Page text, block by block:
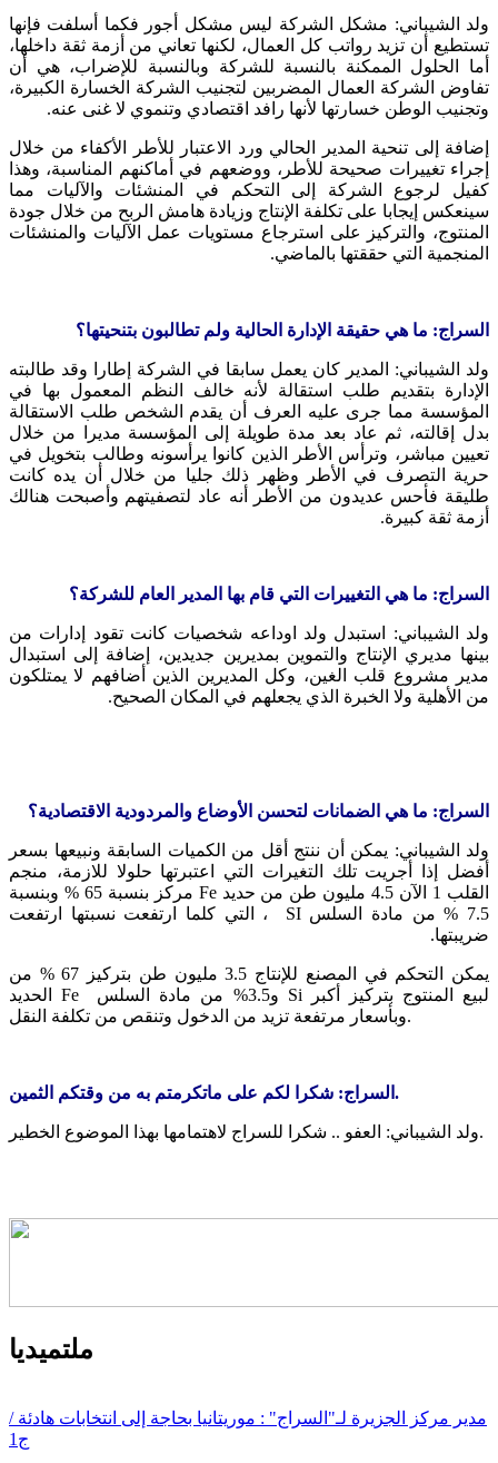
ولد الشيباني: مشكل الشركة ليس مشكل أجور فكما أسلفت فإنها
تستطيع أن تزيد رواتب كل العمال، لكنها تعاني من أزمة ثقة داخلها،
أما الحلول الممكنة بالنسبة للشركة وبالنسبة للإضراب، هي أن
تفاوض الشركة العمال المضربين لتجنيب الشركة الخسارة الكبيرة،
وتجنيب الوطن خسارتها لأنها رافد اقتصادي وتنموي لا غنى عنه.
إضافة إلى تنحية المدير الحالي ورد الاعتبار للأطر الأكفاء من خلال
إجراء تغييرات صحيحة للأطر، ووضعهم في أماكنهم المناسبة، وهذا
كفيل لرجوع الشركة إلى التحكم في المنشئات والآليات مما
سينعكس إيجابا على تكلفة الإنتاج وزيادة هامش الربح من خلال جودة
المنتوج، والتركيز على استرجاع مستويات عمل الآليات والمنشئات
المنجمية التي حققتها بالماضي.
السراج: ما هي حقيقة الإدارة الحالية ولم تطالبون بتنحيتها؟
ولد الشيباني: المدير كان يعمل سابقا في الشركة إطارا وقد طالبته
الإدارة بتقديم طلب استقالة لأنه خالف النظم المعمول بها في
المؤسسة مما جرى عليه العرف أن يقدم الشخص طلب الاستقالة
بدل إقالته، ثم عاد بعد مدة طويلة إلى المؤسسة مديرا من خلال
تعيين مباشر، وترأس الأطر الذين كانوا يرأسونه وطالب بتخويل في
حرية التصرف في الأطر وظهر ذلك جليا من خلال أن يده كانت
طليقة فأحس عديدون من الأطر أنه عاد لتصفيتهم وأصبحت هنالك
أزمة ثقة كبيرة.
السراج: ما هي التغييرات التي قام بها المدير العام للشركة؟
ولد الشيباني: استبدل ولد اوداعه شخصيات كانت تقود إدارات من
بينها مديري الإنتاج والتموين بمديرين جديدين، إضافة إلى استبدال
مدير مشروع قلب الغين، وكل المديرين الذين أضافهم لا يمتلكون
من الأهلية ولا الخبرة الذي يجعلهم في المكان الصحيح.
السراج: ما هي الضمانات لتحسن الأوضاع والمردودية الاقتصادية؟
ولد الشيباني: يمكن أن ننتج أقل من الكميات السابقة ونبيعها بسعر
أفضل إذا أجريت تلك التغيرات التي اعتبرتها حلولا للازمة، منجم
القلب 1 الآن 4.5 مليون طن من حديد Fe مركز بنسبة 65 % وبنسبة
7.5 % من مادة السلس SI ، التي كلما ارتفعت نسبتها ارتفعت
ضريبتها.
يمكن التحكم في المصنع للإنتاج 3.5 مليون طن بتركيز 67 % من
الحديد Fe و3.5% من مادة السلس Si لبيع المنتوج بتركيز أكبر
وبأسعار مرتفعة تزيد من الدخول وتنقص من تكلفة النقل.
السراج: شكرا لكم على ماتكرمتم به من وقتكم الثمين.
ولد الشيباني: العفو .. شكرا للسراج لاهتمامها بهذا الموضوع الخطير.
ملتميديا
مدير مركز الجزيرة لـ"السراج" : موريتانيا بحاجة إلى انتخابات هادئة /
ج1